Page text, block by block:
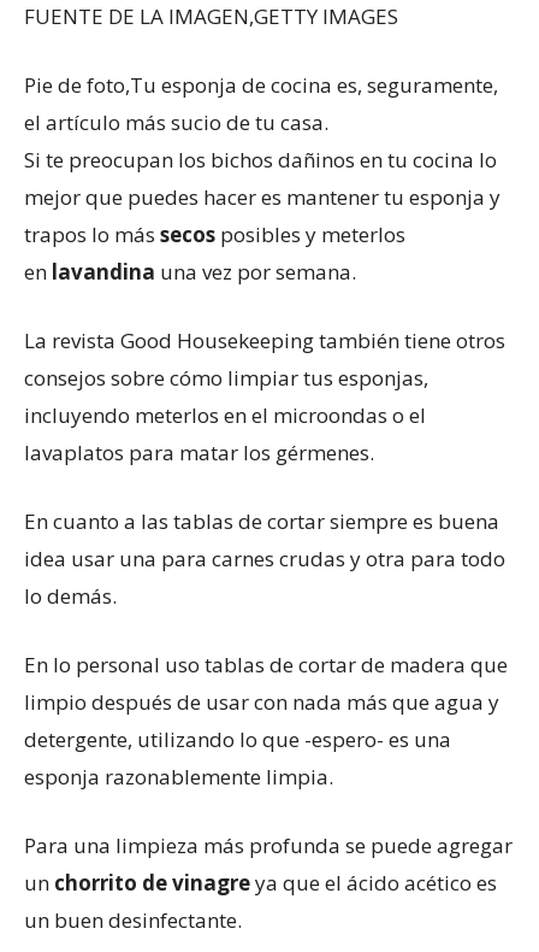
FUENTE DE LA IMAGEN,GETTY IMAGES
Pie de foto,Tu esponja de cocina es, seguramente,
el artículo más sucio de tu casa.
Si te preocupan los bichos dañinos en tu cocina lo
mejor que puedes hacer es mantener tu esponja y
trapos lo más secos posibles y meterlos
en lavandina una vez por semana.
La revista Good Housekeeping también tiene otros
consejos sobre cómo limpiar tus esponjas,
incluyendo meterlos en el microondas o el
lavaplatos para matar los gérmenes.
En cuanto a las tablas de cortar siempre es buena
idea usar una para carnes crudas y otra para todo
lo demás.
En lo personal uso tablas de cortar de madera que
limpio después de usar con nada más que agua y
detergente, utilizando lo que -espero- es una
esponja razonablemente limpia.
Para una limpieza más profunda se puede agregar
un chorrito de vinagreya que el ácido acético es
un buen desinfectante.